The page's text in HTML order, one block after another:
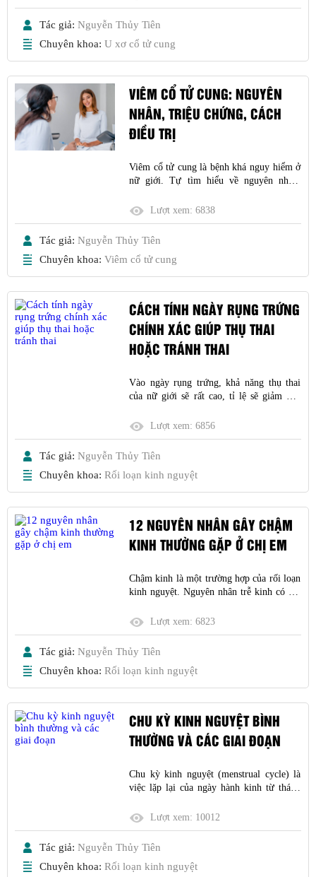
giúp nâng cao hiệu quả điều trị.
Tác giả: Nguyễn Thủy Tiên
Chuyên khoa: U xơ cổ tử cung
VIÊM CỔ TỬ CUNG: NGUYÊN
NHÂN, TRIỆU CHỨNG, CÁCH
ĐIỀU TRỊ
Viêm cổ tử cung là bệnh khá nguy hiểm ở
nữ giới. Tự tìm hiểu về nguyên nhân,
phụ nữ tự phòng bệnh hiệu quả
Lượt xem:6838
Tác giả: Nguyễn Thủy Tiên
Chuyên khoa: Viêm cổ tử cung
CÁCH TÍNH NGÀY RỤNG TRỨNG
CHÍNH XÁC GIÚP THỤ THAI
HOẶC TRÁNH THAI
Vào ngày rụng trứng, khả năng thụ thai
của nữ giới sẽ rất cao, tỉ lệ sẽ giảm dần
rụng trứng như thể nào để tăng khả năng
thụ thai hoặc phòng tránh mang thai ngoài
ý muốn?
Lượt xem:6856
Tác giả: Nguyễn Thủy Tiên
Chuyên khoa: Rối loạn kinh nguyệt
12 NGUYÊN NHÂN GÂY CHẬM
KINH THƯỜNG GẶP Ở CHỊ EM
Chậm kinh là một trường hợp của rối loạn
kinh nguyệt. Nguyên nhân trễ kinh có thể
bệnh phụ khoa, chế độ sinh hoạt không
hợp lý…
Lượt xem:6823
Tác giả: Nguyễn Thủy Tiên
Chuyên khoa: Rối loạn kinh nguyệt
CHU KỲ KINH NGUYỆT BÌNH
THƯỜNG VÀ CÁC GIAI ĐOẠN
Chu kỳ kinh nguyệt (menstrual cycle) là
việc lặp lại của ngày hành kinh từ tháng
nguyệt được tính từ ngày đầu ra máu của
tháng này cho tới ngày đầu ra máu ở tháng
tiếp theo
Lượt xem: 10012
Tác giả: Nguyễn Thủy Tiên
Chuyên khoa: Rối loạn kinh nguyệt